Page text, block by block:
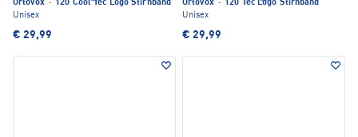
Ortovox · 120 Cool Tec Logo Stirnband
Unisex
€ 29,99
Ortovox · 120 Tec Logo Stirnband
Unisex
€ 29,99